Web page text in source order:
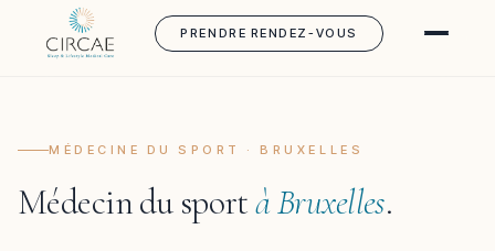
PRENDRE RENDEZ-VOUS
MÉDECINE DU SPORT · BRUXELLES
Médecin du sportà Bruxelles.